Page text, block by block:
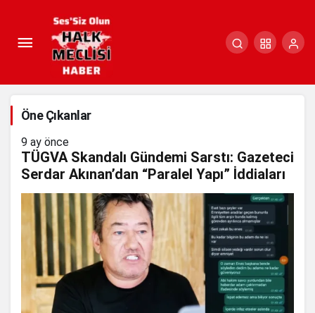
Öne Çıkanlar
9 ay önce
TÜGVA Skandalı Gündemi Sarstı: Gazeteci
Serdar Akınan’dan “Paralel Yapı” İddiaları